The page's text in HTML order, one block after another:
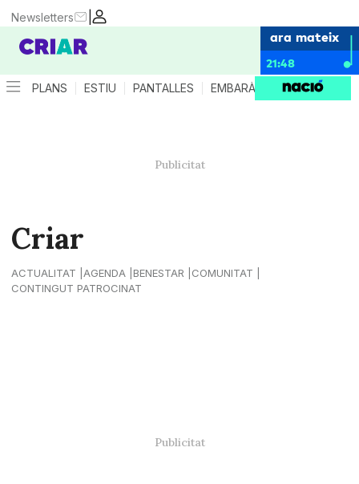
|
Newsletters
ara mateix
21:48
PLANS ESTIU PANTALLES EMBARÀS CRIANÇA
Criar
ACTUALITAT AGENDA BENESTAR
COMUNITAT
CONTINGUT PATROCINAT